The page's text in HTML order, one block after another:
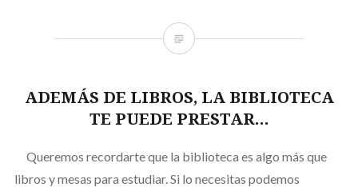
ADEMÁS DE LIBROS, LA BIBLIOTECA
TE PUEDE PRESTAR…
Queremos recordarte que la biblioteca es algo más que
libros y mesas para estudiar. Si lo necesitas podemos